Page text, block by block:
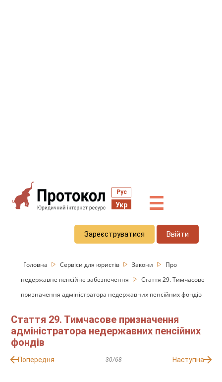
Рус
Укр ☰
Зареєструватися Ввійти
Головна Сервіси для юристів Закони
Про
недержавне пенсійне забезпечення
Стаття 29. Тимчасове
призначення адміністратора недержавних пенсійних фондів
Стаття 29. Тимчасове призначення
адміністратора недержавних пенсійних
фондів
Попередня 30/68 Наступна